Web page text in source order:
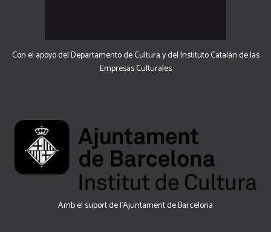
Con el apoyo del Departamento de Cultura y del Instituto Catalán de las
Empresas Culturales
Amb el suport de l’Ajuntament de Barcelona